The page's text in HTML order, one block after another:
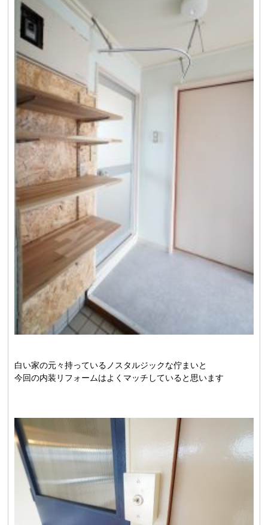
白い家の元々持っているノスタルジックな佇まいと
今回の内装リフォームはよくマッチしていると思います